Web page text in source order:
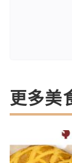
更多美